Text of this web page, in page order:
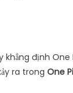
định One
ra trong One